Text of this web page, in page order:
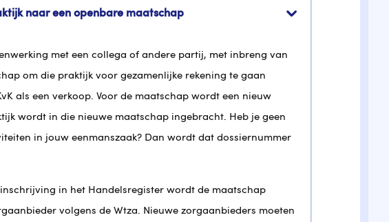
naar een openbare maatschap
met een collega of andere partij, met inbreng van
om die praktijk voor gezamenlijke rekening te gaan
als een verkoop. Voor de maatschap wordt een nieuw
wordt in die nieuwe maatschap ingebracht. Heb je geen
in jouw eenmanszaak? Dan wordt dat dossiernummer
in het Handelsregister wordt de maatschap
volgens de Wtza. Nieuwe zorgaanbieders moeten